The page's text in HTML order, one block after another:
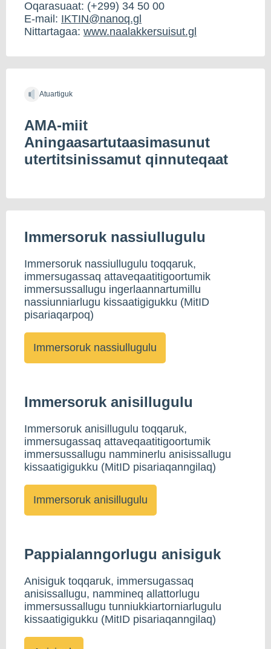
Oqarasuaat: (+299) 34 50 00
E-mail: IKTIN@nanoq.gl
Nittartagaa: www.naalakkersuisut.gl
Atuartiguk
AMA-miit
Aningaasartutaasimasunut
utertitsinissamut qinnuteqaat
Immersoruk nassiullugulu
Immersoruk nassiullugulu toqqaruk,
immersugassaq attaveqaatitigoortumik
immersussallugu ingerlaannartumillu
nassiunniarlugu kissaatigigukku (MitID
pisariaqarpoq)
Immersoruk anisillugulu
Immersoruk anisillugulu toqqaruk,
immersugassaq attaveqaatitigoortumik
immersussallugu namminerlu anisissallugu
kissaatigigukku (MitID pisariaqanngilaq)
Pappialanngorlugu anisiguk
Anisiguk toqqaruk, immersugassaq
anisissallugu, nammineq allattorlugu
immersussallugu tunniukkiartorniarlugulu
kissaatigigukku (MitID pisariaqanngilaq)